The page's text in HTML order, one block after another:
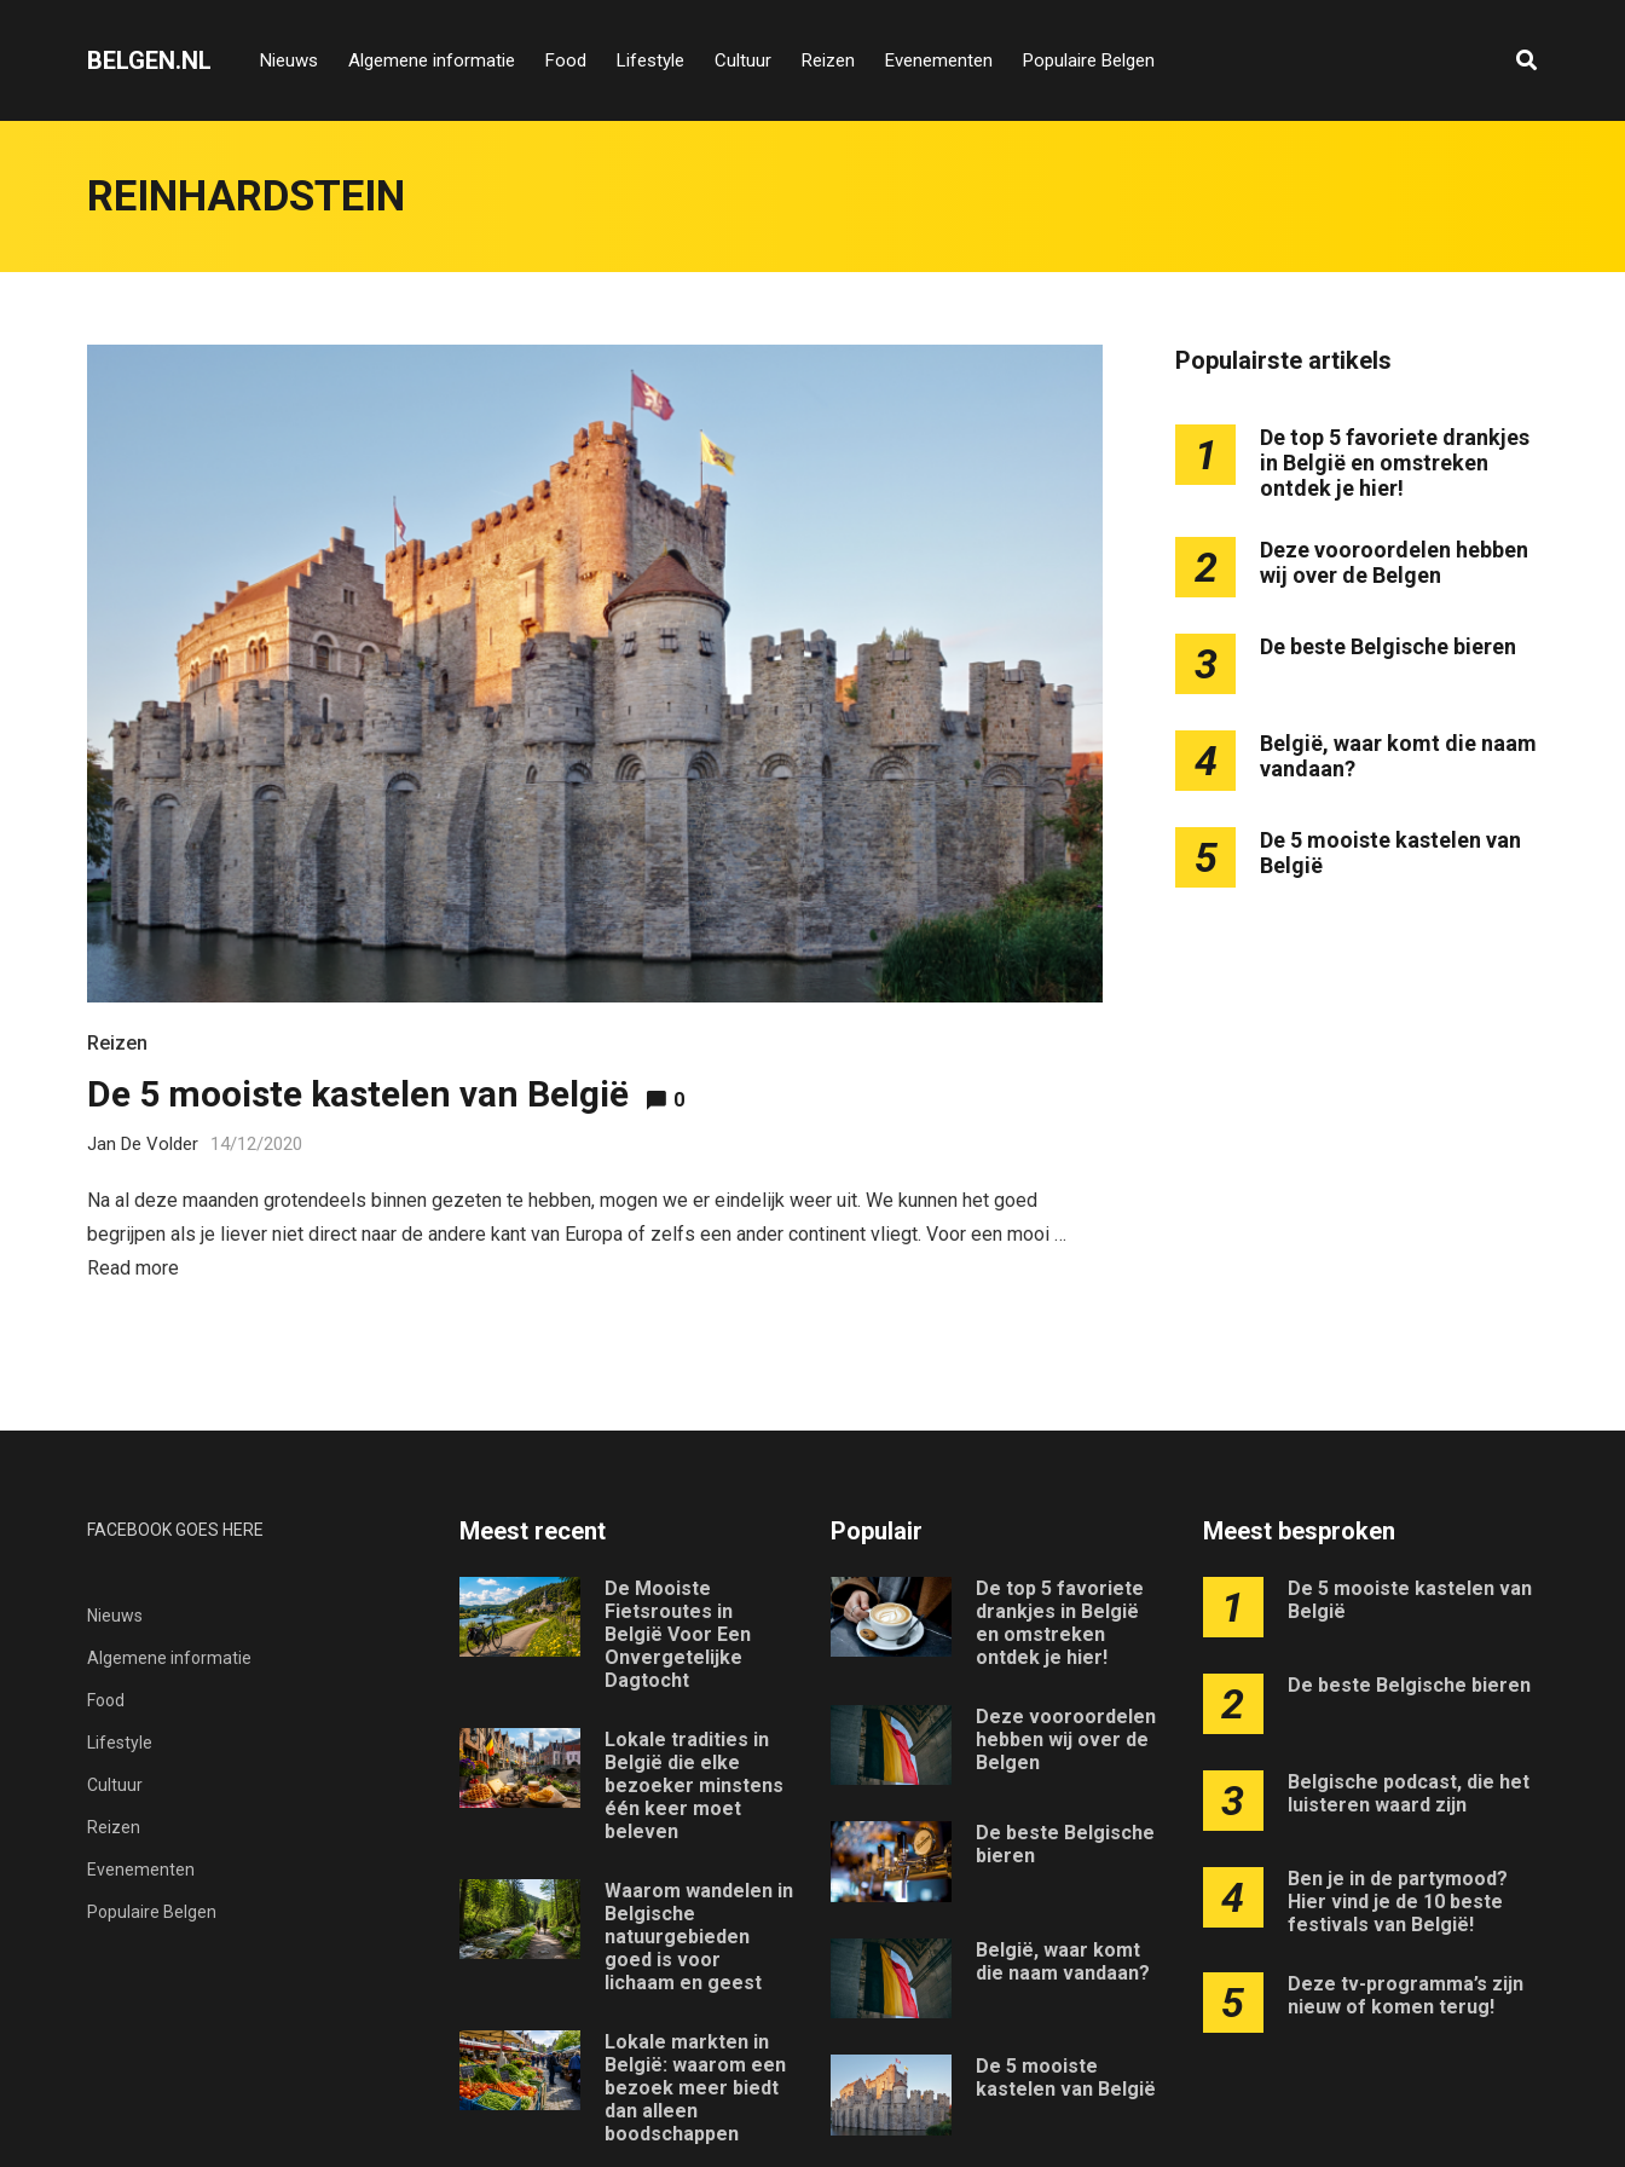
BELGEN.NL Nieuws Algemene informatie Food Lifestyle Cultuur Reizen Evenementen Populaire Belgen
REINHARDSTEIN
Reizen
De 5 mooiste kastelen van België 0
Jan De Volder 14/12/2020
Na al deze maanden grotendeels binnen gezeten te hebben, mogen we er eindelijk weer uit. We kunnen het goed
begrijpen als je liever niet direct naar de andere kant van Europa of zelfs een ander continent vliegt. Voor een mooi …
Read more
Populairste artikels
1
De top 5 favoriete drankjes
in België en omstreken
ontdek je hier!
2
Deze vooroordelen hebben
wij over de Belgen
3 De beste Belgische bieren
4
België, waar komt die naam
vandaan?
5
De 5 mooiste kastelen van
België
FACEBOOK GOES HERE
Nieuws
Algemene informatie
Food
Lifestyle
Cultuur
Reizen
Evenementen
Populaire Belgen
Meest recent
De Mooiste
Fietsroutes in
België Voor Een
Onvergetelijke
Dagtocht
Lokale tradities in
België die elke
bezoeker minstens
één keer moet
beleven
Waarom wandelen in
Belgische
natuurgebieden
goed is voor
lichaam en geest
Lokale markten in
België: waarom een
bezoek meer biedt
dan alleen
boodschappen
Populair
De top 5 favoriete
drankjes in België
en omstreken
ontdek je hier!
Deze vooroordelen
hebben wij over de
Belgen
De beste Belgische
bieren
België, waar komt
die naam vandaan?
De 5 mooiste
kastelen van België
Meest besproken
1
De 5 mooiste kastelen van
België
2 De beste Belgische bieren
3
Belgische podcast, die het
luisteren waard zijn
4
Ben je in de partymood?
Hier vind je de 10 beste
festivals van België!
5
Deze tv-programma’s zijn
nieuw of komen terug!